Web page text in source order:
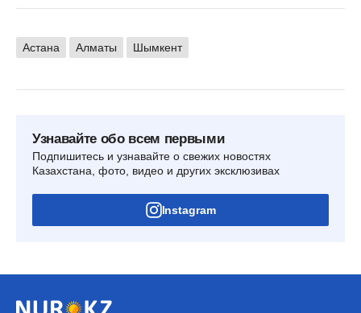
Астана Алматы Шымкент
Узнавайте обо всем первыми
Подпишитесь и узнавайте о свежих новостях
Казахстана, фото, видео и других эксклюзивах
Instagram